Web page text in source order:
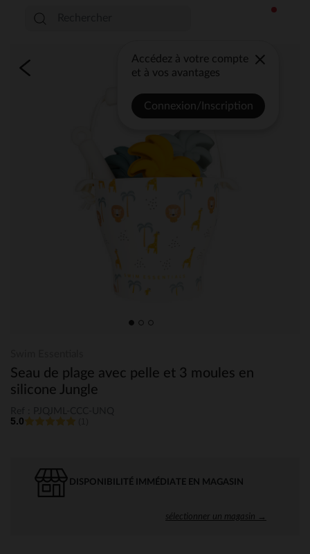
Accédez à votre compte
et à vos avantages
Connexion/Inscription
Seau de plage avec pelle et 3 moules en
silicone Jungle
5.0
DISPONIBILITÉ IMMÉDIATE EN MAGASIN
sélectionner un magasin →